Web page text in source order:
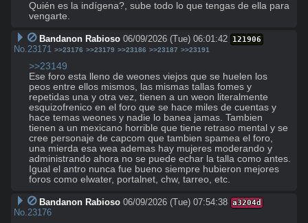
Quién es la indígena?, sube todo lo que tengas de ella para
vengarte.
Bandanon Rabioso 06/09/2026 (Tue) 06:01:42 121906
No.23171 >>23176 >>23179 >>23186 >>23187 >>23191
>>23149
Ese foro esta lleno de weones viejos que se huelen los
peos entre ellos mismos, las mismas tallas fomes y
repetidas una y otra vez, tienen a un weon literalmente
esquizofrenico en el foro que se hace miles de cuentas y
hace temas weones y nadie lo banea jamas. Tambien
tienen a un mexicano horrible que tiene retraso mental y se
cree personaje de capcom que tambien spamea el foro,
una mierda esa wea ademas hay mujeres moderando y
administrando ahora no se puede echar la talla como antes.
Igual el antro nunca fue bueno siempre hubieron mejores
foros como elwater, portalnet, chw, tarreo, etc.
Bandanon Rabioso 06/09/2026 (Tue) 07:54:38 a3204d
No.23176